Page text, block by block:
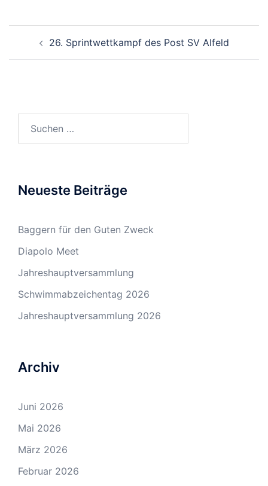
26. Sprintwettkampf des Post SV Alfeld
Neueste Beiträge
Baggern für den Guten Zweck
Diapolo Meet
Jahreshauptversammlung
Schwimmabzeichentag 2026
Jahreshauptversammlung 2026
Archiv
Juni 2026
Mai 2026
März 2026
Februar 2026